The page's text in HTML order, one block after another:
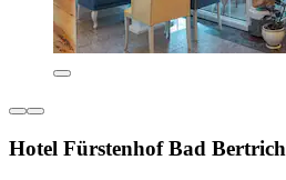
Hotel Fürstenhof Bad Bertrich